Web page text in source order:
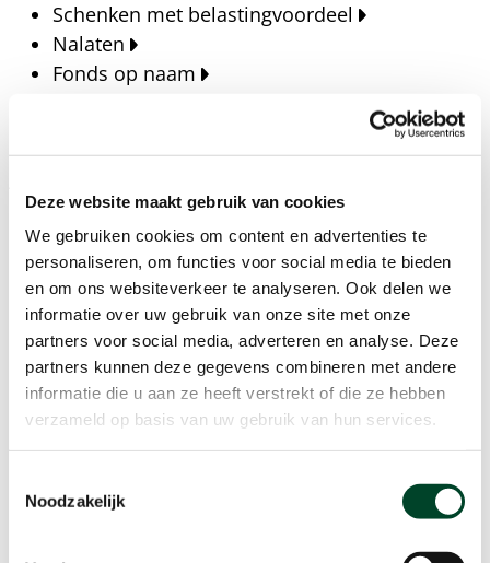
Deze website maakt gebruik van cookies
We gebruiken cookies om content en advertenties te
personaliseren, om functies voor social media te bieden
en om ons websiteverkeer te analyseren. Ook delen we
informatie over uw gebruik van onze site met onze
partners voor social media, adverteren en analyse. Deze
partners kunnen deze gegevens combineren met andere
informatie die u aan ze heeft verstrekt of die ze hebben
verzameld op basis van uw gebruik van hun services.
Noodzakelijk
Schenken met belastingvoordeel
Nalaten
Fonds op naam
Blijf op de hoogte van het laatste nieuws, verhalen,
publicaties en ontwikkelingen rondom Kansfonds
en onze missie.
Nieuwsberichten
Nieuws
Verhalen
Beeldbanken
Foto's bestaanszekerheid
Agenda